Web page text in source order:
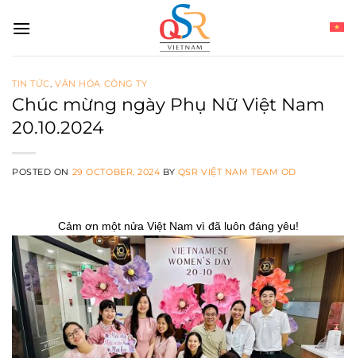
TIN TỨC,VĂN HÓA CÔNG TY
Chúc mừng ngày Phụ Nữ Việt Nam
20.10.2024
POSTED ON 29 OCTOBER, 2024 BY QSR VIỆT NAM TEAM OD
Cảm ơn một nửa Việt Nam vì đã luôn đáng yêu!